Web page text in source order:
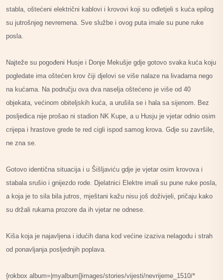
stabla, oštećeni električni kablovi i krovovi koji su odletjeli s kuća epilog
su jutrošnjeg nevremena. Sve službe i ovog puta imale su pune ruke
posla.
Najteže su pogođeni Husje i Donje Mekušje gdje gotovo svaka kuća koju
pogledate ima oštećen krov čiji djelovi se više nalaze na livadama nego
na kućama. Na području ova dva naselja oštećeno je više od 40
objekata, većinom obiteljskih kuća, a urušila se i hala sa sijenom. Bez
posljedica nije prošao ni stadion NK Kupe, a u Husju je vjetar odnio osim
crijepa i hrastove grede te red cigli ispod samog krova. Gdje su završile,
ne zna se.
Gotovo identična situacija i u Šišljaviću gdje je vjetar osim krovova i
stabala srušio i gnijezdo rode. Djelatnici Elektre imali su pune ruke posla,
a koja je to sila bila jutros, mještani kažu nisu još doživjeli, pričaju kako
su držali rukama prozore da ih vjetar ne odnese.
Kiša koja je najavljena i idućih dana kod većine izaziva nelagodu i strah
od ponavljanja posljednjih poplava.
{rokbox album=|myalbum|}images/stories/vijesti/nevrijeme_1510/*